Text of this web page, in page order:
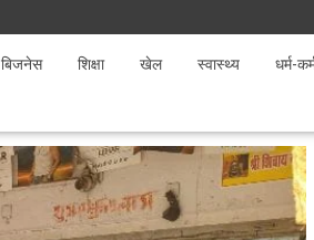
बिजनेस शिक्षा खेल स्वास्थ्य धर्म-